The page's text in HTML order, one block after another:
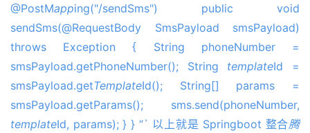
@PostMapping("/sendSms") public void
sendSms(@RequestBody SmsPayload smsPayload)
throws Exception { String phoneNumber =
smsPayload.getPhoneNumber(); String templateId =
smsPayload.getTemplateId(); String[] params =
smsPayload.getParams(); sms.send(phoneNumber,
templateId, params); } } “` 以上就是 Springboot 整合腾